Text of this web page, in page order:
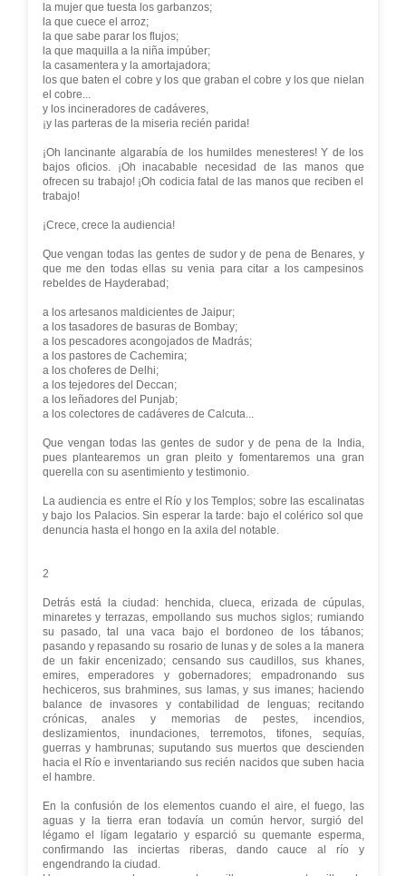
la mujer que tuesta los garbanzos;
la que cuece el arroz;
la que sabe parar los flujos;
la que maquilla a la niña impúber;
la casamentera y la amortajadora;
los que baten el cobre y los que graban el cobre y los que nielan
el cobre...
y los incineradores de cadáveres,
¡y las parteras de la miseria recién parida!
¡Oh lancinante algarabía de los humildes menesteres! Y de los
bajos oficios. ¡Oh inacabable necesidad de las manos que
ofrecen su trabajo! ¡Oh codicia fatal de las manos que reciben el
trabajo!
¡Crece, crece la audiencia!
Que vengan todas las gentes de sudor y de pena de Benares, y
que me den todas ellas su venia para citar a los campesinos
rebeldes de Hayderabad;
a los artesanos maldicientes de Jaipur;
a los tasadores de basuras de Bombay;
a los pescadores acongojados de Madrás;
a los pastores de Cachemira;
a los choferes de Delhi;
a los tejedores del Deccan;
a los leñadores del Punjab;
a los colectores de cadáveres de Calcuta...
Que vengan todas las gentes de sudor y de pena de la India,
pues plantearemos un gran pleito y fomentaremos una gran
querella con su asentimiento y testimonio.
La audiencia es entre el Río y los Templos; sobre las escalinatas
y bajo los Palacios. Sin esperar la tarde: bajo el colérico sol que
denuncia hasta el hongo en la axila del notable.
2
Detrás está la ciudad: henchida, clueca, erizada de cúpulas,
minaretes y terrazas, empollando sus muchos siglos; rumiando
su pasado, tal una vaca bajo el bordoneo de los tábanos;
pasando y repasando su rosario de lunas y de soles a la manera
de un fakir encenizado; censando sus caudillos, sus khanes,
emires, emperadores y gobernadores; empadronando sus
hechiceros, sus brahmines, sus lamas, y sus imanes; haciendo
balance de invasores y contabilidad de lenguas; recitando
crónicas, anales y memorias de pestes, incendios,
deslizamientos, inundaciones, terremotos, tifones, sequías,
guerras y hambrunas; suputando sus muertos que descienden
hacia el Río e inventariando sus recién nacidos que suben hacia
el hambre.
En la confusión de los elementos cuando el aire, el fuego, las
aguas y la tierra eran todavía un común hervor, surgió del
légamo el lígam legatario y esparció su quemante esperma,
confirmando las inciertas riberas, dando cauce al río y
engendrando la ciudad.